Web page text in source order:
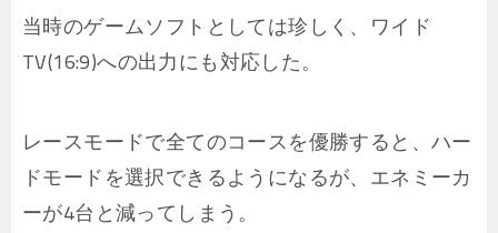
当時のゲームソフトとしては珍しく、ワイド
TV(16:9)への出力にも対応した。
レースモードで全てのコースを優勝すると、ハー
ドモードを選択できるようになるが、エネミーカ
ーが4台と減ってしまう。